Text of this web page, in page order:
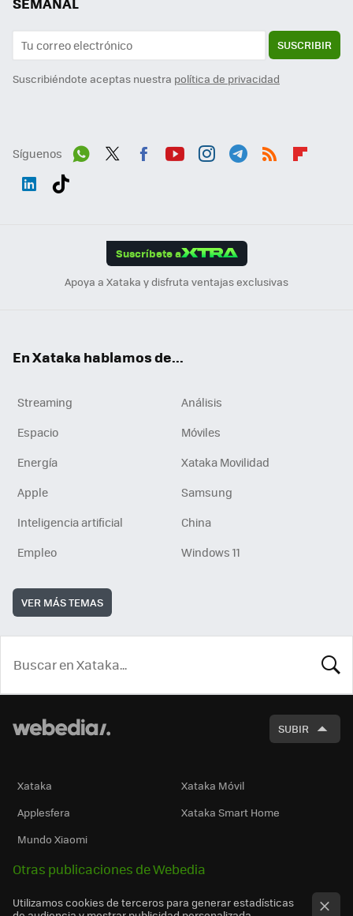
SUSCRIBIR
Suscribiéndote aceptas nuestra política de privacidad
Síguenos
Suscríbete a
Apoya a Xataka y disfruta ventajas exclusivas
En Xataka hablamos de...
Streaming
Análisis
Espacio
Móviles
Energía
Xataka Movilidad
Apple
Samsung
Inteligencia artificial
China
Empleo
Windows 11
VER MÁS TEMAS
SUBIR
Xataka
Xataka Móvil
Applesfera
Xataka Smart Home
Mundo Xiaomi
Otras publicaciones de Webedia
Utilizamos cookies de terceros para generar estadísticas